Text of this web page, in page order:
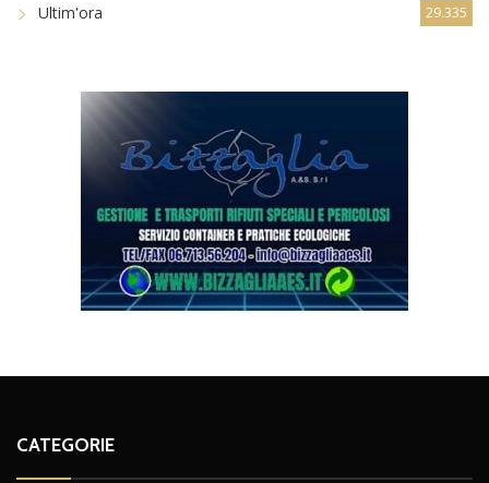
Ultim'ora 29.335
CATEGORIE